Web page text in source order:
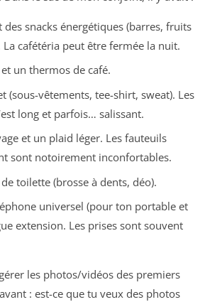
snacks énergétiques (barres, fruits
La cafétéria peut être fermée la nuit.
un thermos de café.
(sous-vêtements, tee-shirt, sweat). Les
long et parfois… salissant.
et un plaid léger. Les fauteuils
sont notoirement inconfortables.
toilette (brosse à dents, déo).
universel (pour ton portable et
extension. Les prises sont souvent
les photos/vidéos des premiers
: est-ce que tu veux des photos